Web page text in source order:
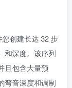
创建长达 32 步
和深度。该序列
且包含大量预
弯音深度和调制